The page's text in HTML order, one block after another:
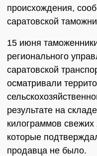
происхождения,
саратовской
15 июня
регионального
саратовской
осматривали
результате на
килограммов
которые
продавца не было.